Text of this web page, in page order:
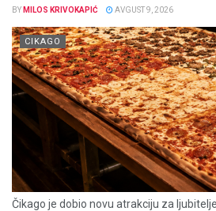
BY MILOS KRIVOKAPIĆ AVGUST 9, 2026
CIKAGO
Čikago je dobio novu atrakciju za ljubitelje